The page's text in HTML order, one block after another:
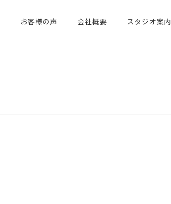
お客様の声 会社概要 スタジオ案内